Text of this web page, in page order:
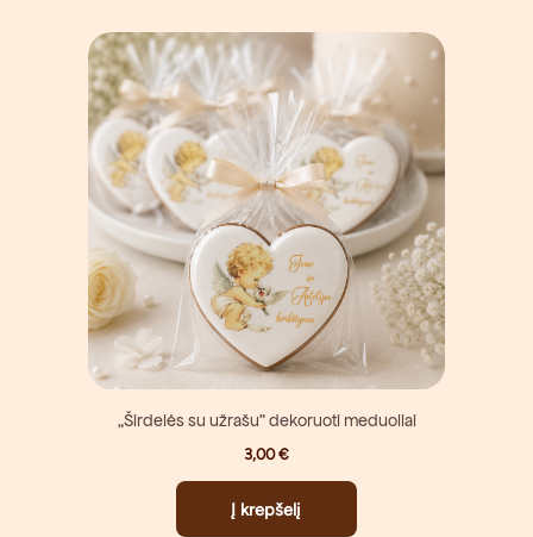
„Širdelės su užrašu” dekoruoti meduoliai
3,00€
Į krepšelį